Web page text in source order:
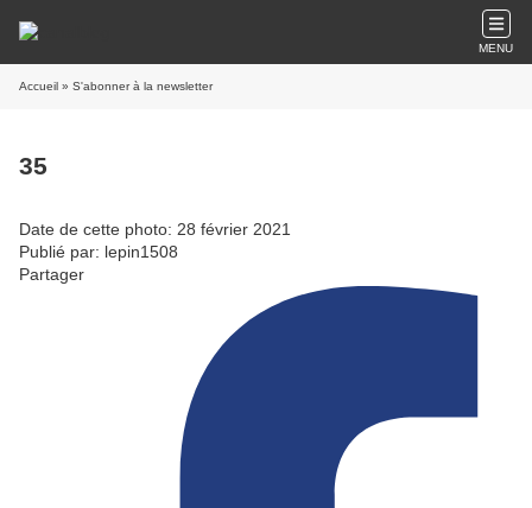
MENU
Accueil » S'abonner à la newsletter
35
Date de cette photo: 28 février 2021
Publié par: lepin1508
Partager